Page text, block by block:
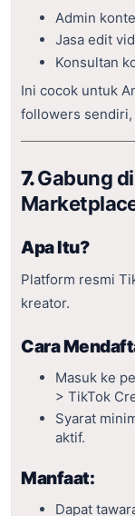
Admin
Jasa edit
Konsultan
Ini cocok untuk
followers sendiri,
7.Gabung
Apa Itu?
Platform resmi
kreator.
Cara
Masuk ke
> TikTok
Syarat
aktif.
Manfaat:
Dapat